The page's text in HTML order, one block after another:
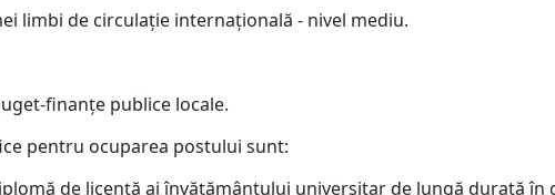
limbi de circulaţie internaţională - nivel mediu.
finanţe publice locale.
pentru ocuparea postului sunt:
de licenţă ai învăţământului universitar de lungă durată în